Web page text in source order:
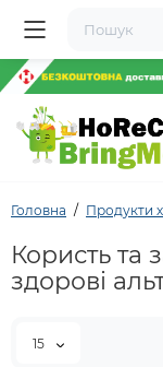
Головна Продукти
Користь та
здорові
15